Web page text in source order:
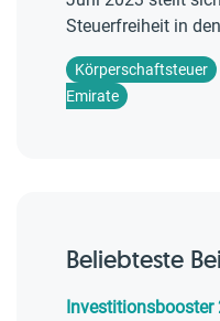
Steuerfreiheit in
Körperschaftsteuer
Emirate
Beliebteste